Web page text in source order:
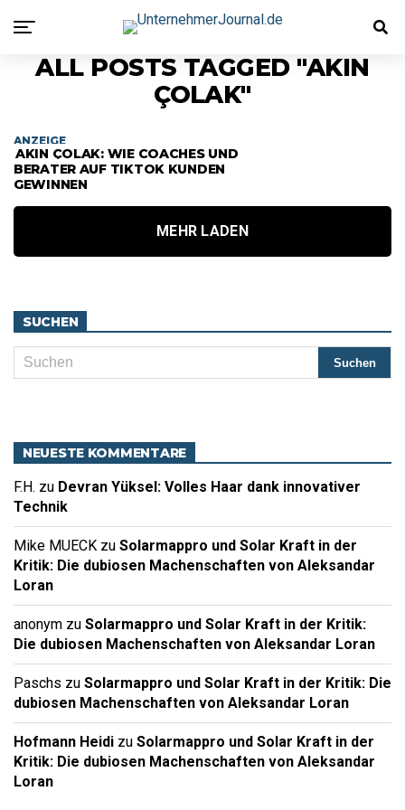
ALL POSTS TAGGED "AKIN
ÇOLAK"
ANZEIGE
AKIN ÇOLAK: WIE COACHES UND
BERATER AUF TIKTOK KUNDEN
GEWINNEN
MEHR LADEN
SUCHEN
NEUESTE KOMMENTARE
F.H. zu Devran Yüksel: Volles Haar dank innovativer
Technik
Mike MUECK zu Solarmappro und Solar Kraft in der
Kritik: Die dubiosen Machenschaften von Aleksandar
Loran
anonym zu Solarmappro und Solar Kraft in der Kritik:
Die dubiosen Machenschaften von Aleksandar Loran
Paschs zu Solarmappro und Solar Kraft in der Kritik: Die
dubiosen Machenschaften von Aleksandar Loran
Hofmann Heidi zu Solarmappro und Solar Kraft in der
Kritik: Die dubiosen Machenschaften von Aleksandar
Loran